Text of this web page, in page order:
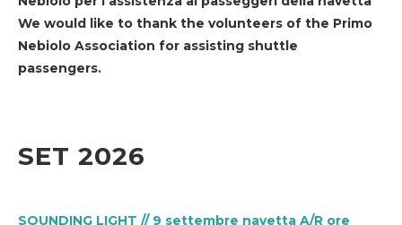
We would like to thank the volunteers of the Primo
Nebiolo Association for assisting shuttle
passengers.
SET 2026
SOUNDING LIGHT // 9 settembre navetta A/R ore